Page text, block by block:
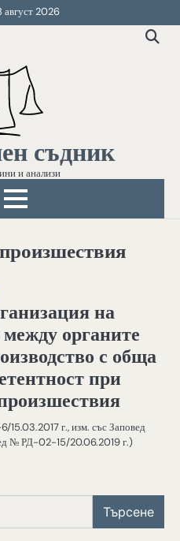
август 2026
съдник
и анализи
на
органите
с обща
при
г., изм. със Заповед
№ РД-02-15/20.06.2019 г.)
Търсене